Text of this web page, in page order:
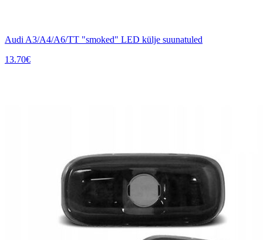
Audi A3/A4/A6/TT "smoked" LED külje suunatuled
13.70€